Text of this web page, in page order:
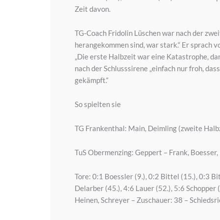
Zeit davon.
TG-Coach Fridolin Lüschen war nach der
herangekommen sind, war stark.“ Er sprach
„Die erste Halbzeit war eine Katastrophe,
nach der Schlusssirene „einfach nur froh,
gekämpft.“
So spielten sie
TG Frankenthal: Main, Deimling (zweite
TuS Obermenzing: Geppert – Frank,
Tore: 0:1 Boessler (9.), 0:2 Bittel (15.), 0:3
Delarber (45.), 4:6 Lauer (52.), 5:6
Heinen, Schreyer – Zuschauer: 38 –